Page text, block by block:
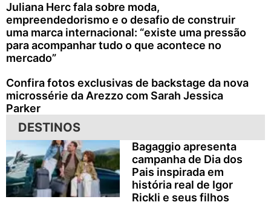
Juliana Herc fala sobre moda,
empreendedorismo e o desafio de construir
uma marca internacional: “existe uma pressão
para acompanhar tudo o que acontece no
mercado”
Confira fotos exclusivas de backstage da nova
microssérie da Arezzo com Sarah Jessica
Parker
DESTINOS
Bagaggio apresenta
campanha de Dia dos
Pais inspirada em
história real de Igor
Rickli e seus filhos